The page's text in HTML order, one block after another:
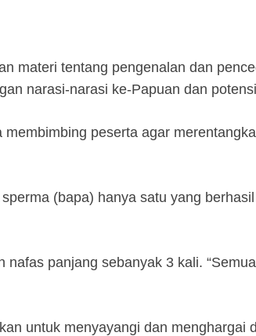
materi tentang pengenalan dan
narasi-narasi ke-Papuan dan
peserta agar
(bapa) hanya satu yang
panjang sebanyak 3 kali.
untuk menyayangi dan menghargai